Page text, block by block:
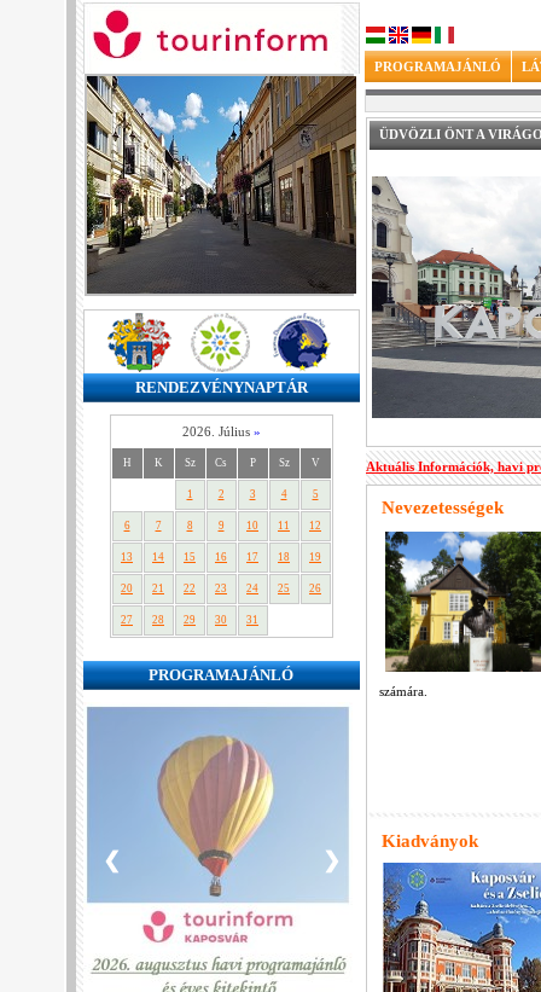
RENDEZVÉNYNAPTÁR
2026. Július »
H K Sz Cs P Sz V
1 2 3 4 5
6 7 8 9 10 11 12
13 14 15 16 17 18 19
20 21 22 23 24 25 26
27 28 29 30 31
PROGRAMAJÁNLÓ
❮ ❯
PROGRAMAJÁNLÓ
ÜDVÖZLI ÖNT A
Aktuális Információk, havi
Nevezetességek
számára.
Kiadványok